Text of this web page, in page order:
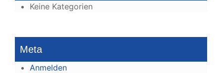
Keine Kategorien
Meta
Anmelden